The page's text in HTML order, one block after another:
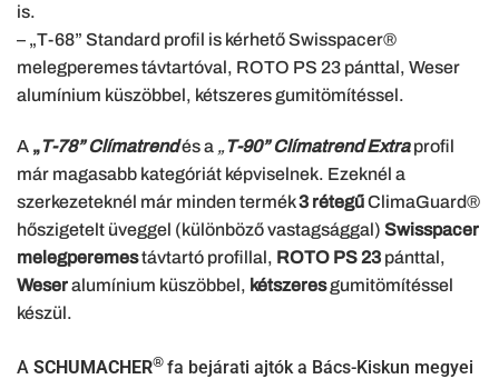
is.
– „T-68” Standard profil is kérhető Swisspacer®
melegperemes távtartóval, ROTO PS 23 pánttal, Weser
alumínium küszöbbel, kétszeres gumitömítéssel.
A „T-78” Clímatrendés a „T-90” Clímatrend Extraprofil
már magasabb kategóriát képviselnek. Ezeknél a
szerkezeteknél már minden termék3 rétegűClimaGuard®
hőszigetelt üveggel (különböző vastagsággal) Swisspacer
melegperemestávtartó profillal, ROTO PS 23 pánttal,
Weseralumínium küszöbbel, kétszeresgumitömítéssel
készül.
A SCHUMACHER® fa bejárati ajtók a Bács-Kiskun megyei